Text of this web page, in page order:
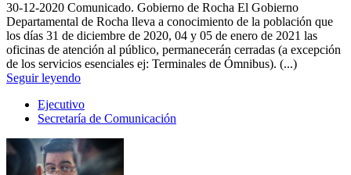
30-12-2020 Comunicado. Gobierno de Rocha El Gobierno
Departamental de Rocha lleva a conocimiento de la población que
los días 31 de diciembre de 2020, 04 y 05 de enero de 2021 las
oficinas de atención al público, permanecerán cerradas (a excepción
de los servicios esenciales ej: Terminales de Ómnibus). (...)
Seguir leyendo
Ejecutivo
Secretaría de Comunicación